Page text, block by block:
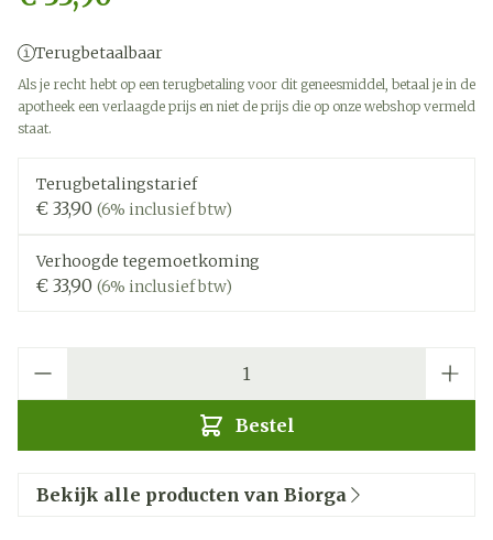
Terugbetaalbaar
Als je recht hebt op een terugbetaling voor dit geneesmiddel, betaal je in de
apotheek een verlaagde prijs en niet de prijs die op onze webshop vermeld
staat.
Terugbetalingstarief
€ 33,90 (6% inclusief btw)
Verhoogde tegemoetkoming
€ 33,90 (6% inclusief btw)
Bestel
Bekijk alle producten van Biorga